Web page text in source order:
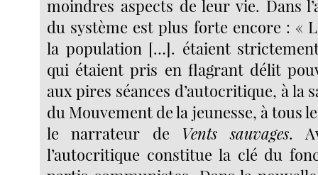
moindres aspects de leur vie. Dans
du système est plus forte encore : «
la population […]. étaient
qui étaient pris en flagrant délit
aux pires séances d’autocritique, à la
du Mouvement de la jeunesse, à tous
le narrateur de Vents sauvages.
l’autocritique constitue la clé du